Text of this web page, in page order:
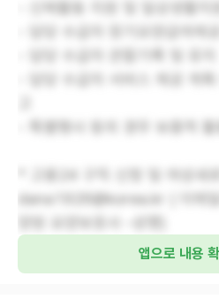
dana1926@korea.kr ( 이메일
앱으로 내용